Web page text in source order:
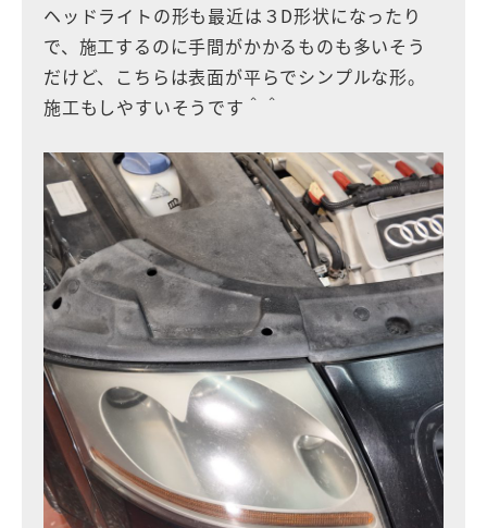
ヘッドライトの形も最近は３D形状になったり
で、施工するのに手間がかかるものも多いそう
だけど、こちらは表面が平らでシンプルな形。
施工もしやすいそうです＾＾